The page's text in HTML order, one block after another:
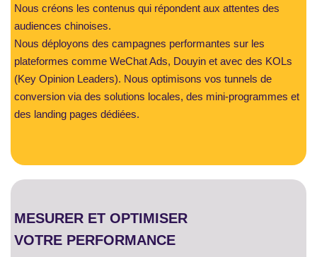
Nous créons les contenus qui répondent aux attentes des
audiences chinoises.
Nous déployons des campagnes performantes sur les
plateformes comme WeChat Ads, Douyin et avec des KOLs
(Key Opinion Leaders). Nous optimisons vos tunnels de
conversion via des solutions locales, des mini-programmes et
des landing pages dédiées.
MESURER ET OPTIMISER
VOTRE PERFORMANCE